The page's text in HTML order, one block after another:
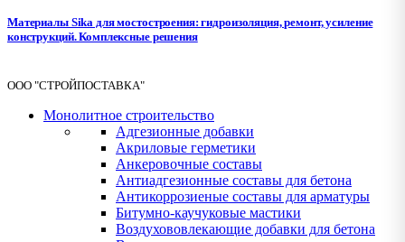
Материалы Sika для мостостроения: гидроизоляция, ремонт, усиление
конструкций. Комплексные решения
ООО "СТРОЙПОСТАВКА"
Монолитное строительство
Адгезионные добавки
Акриловые герметики
Анкеровочные составы
Антиадгезионные составы для бетона
Антикоррозиеные составы для арматуры
Битумно-каучуковые мастики
Воздухововлекающие добавки для бетона